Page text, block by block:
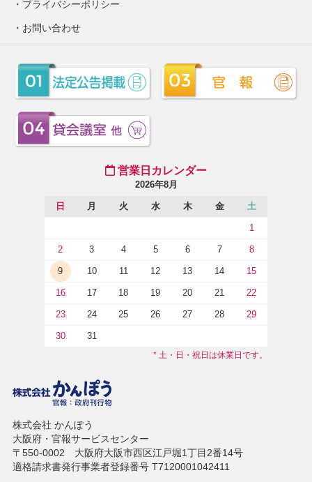
プライバシーポリシー
お問い合わせ
営業日カレンダー
2026年8月
日 月 火 水 木 金 土
1
2 3 4 5 6 7 8
9 10 11 12 13 14 15
16 17 18 19 20 21 22
23 24 25 26 27 28 29
30 31
* 土・日・祝日は休業日です。
株式会社 かんぽう
大阪府・官報サービスセンター
〒550-0002 大阪府大阪市西区江戸堀1丁目2番14号
適格請求書発行事業者登録番号 T7120001042411